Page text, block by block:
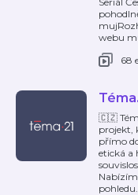
webu
68
🇨🇿
projekt,
přímo
etická a